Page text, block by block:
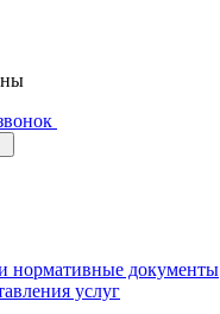
нормативные документы
услуг